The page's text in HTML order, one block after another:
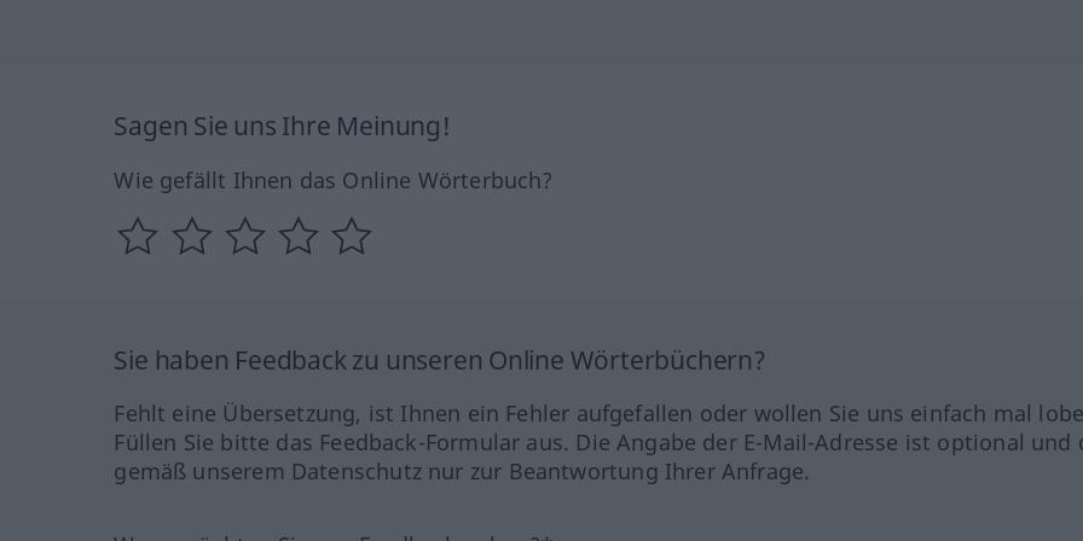
Sagen Sie uns Ihre Meinung!
Wie gefällt Ihnen das Online Wörterbuch?
Sie haben Feedback zu unseren Online Wörterbüchern?
Fehlt eine Übersetzung, ist Ihnen ein Fehler aufgefallen oder wollen Sie uns einfach mal
Füllen Sie bitte das Feedback-Formular aus. Die Angabe der E-Mail-Adresse ist optional und
gemäß unserem Datenschutz nur zur Beantwortung Ihrer Anfrage.